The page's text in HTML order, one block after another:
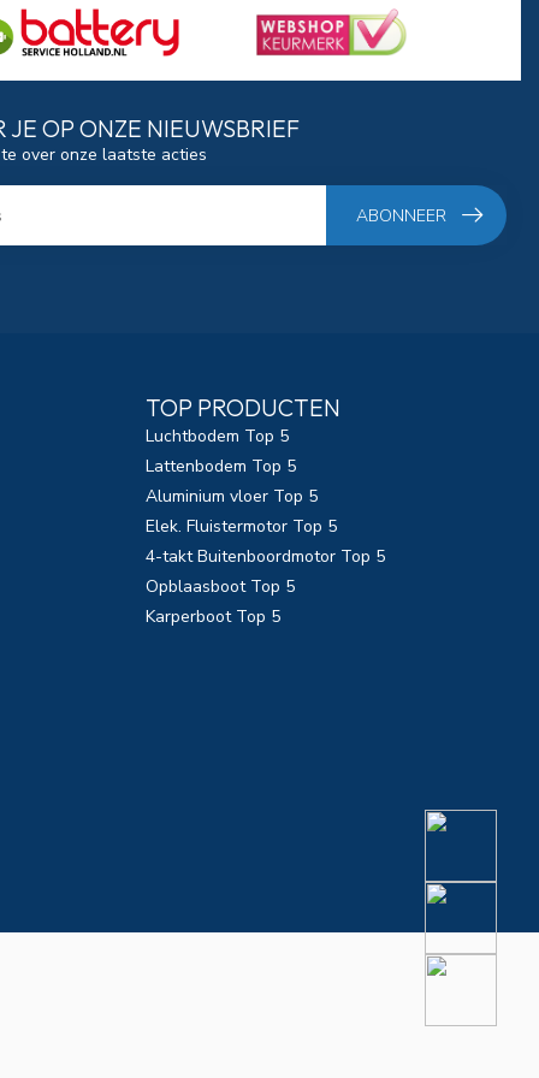
JE OP ONZE NIEUWSBRIEF
over onze laatste acties
ABONNEER
TOP PRODUCTEN
Luchtbodem Top 5
Lattenbodem Top 5
Aluminium vloer Top 5
Elek. Fluistermotor Top 5
4-takt Buitenboordmotor Top 5
Opblaasboot Top 5
Karperboot Top 5